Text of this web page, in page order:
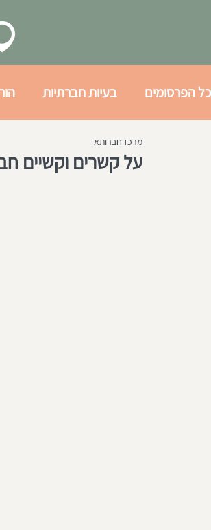
כל הפרסומים בעיות חברתיות
בעיות רגשיות
על קשרים וקשיים
מרכז חברותא